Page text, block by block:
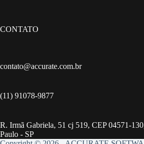
CONTATO
contato@accurate.com.br
(11) 91078-9877
R. Irmã Gabriela, 51 cj 519, CEP 04571-
Paulo - SP